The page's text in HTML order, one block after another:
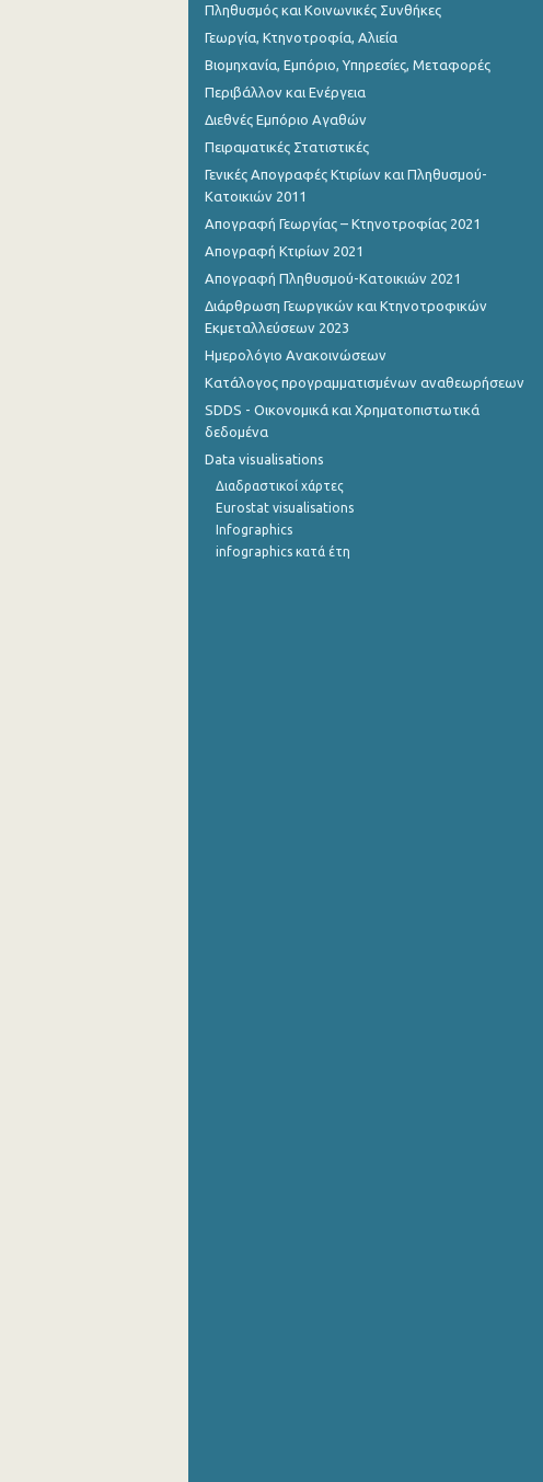
Πληθυσμός και Κοινωνικές Συνθήκες
Γεωργία, Κτηνοτροφία, Αλιεία
Βιομηχανία, Εμπόριο, Υπηρεσίες, Μεταφορές
Περιβάλλον και Ενέργεια
Διεθνές Εμπόριο Αγαθών
Πειραματικές Στατιστικές
Γενικές Απογραφές Κτιρίων και Πληθυσμού-
Κατοικιών 2011
Απογραφή Γεωργίας – Κτηνοτροφίας 2021
Απογραφή Κτιρίων 2021
Απογραφή Πληθυσμού-Κατοικιών 2021
Διάρθρωση Γεωργικών και Κτηνοτροφικών
Εκμεταλλεύσεων 2023
Ημερολόγιο Ανακοινώσεων
Κατάλογος προγραμματισμένων αναθεωρήσεων
SDDS - Οικονομικά και Χρηματοπιστωτικά
δεδομένα
Data visualisations
Διαδραστικοί χάρτες
Eurostat visualisations
Infographics
infographics κατά έτη